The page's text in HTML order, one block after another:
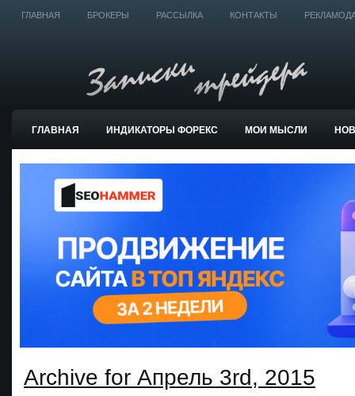
ГЛАВНАЯ БРОКЕРЫ РАССЫЛКА КОНТАКТЫ
ГЛАВНАЯ ИНДИКАТОРЫ ФОРЕКС МОИ МЫСЛИ
ТОРГОВЫЕ СИСТЕМЫ
Archive for Апрель 3rd, 2015